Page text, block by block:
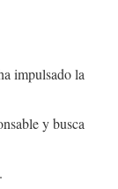
impulsado la
y busca